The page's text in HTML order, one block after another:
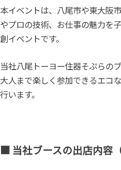
本イベントは、八尾市や東大阪
やプロの技術、お仕事の魅力を
創イベントです。
当社八尾トーヨー住器そぷらの
大人まで楽しく参加できるエコ
行います。
■ 当社ブースの出店内容